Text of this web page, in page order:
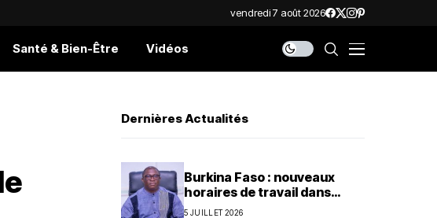
vendredi 7 août 2026
Santé & Bien-Être Vidéos
Dernières Actualités
Burkina Faso : nouveaux
horaires de travail dans
l’administration publique
5 JUILLET 2026